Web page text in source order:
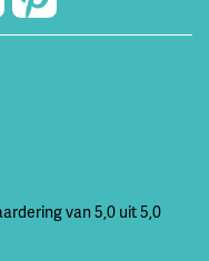
van 5,0 uit 5,0